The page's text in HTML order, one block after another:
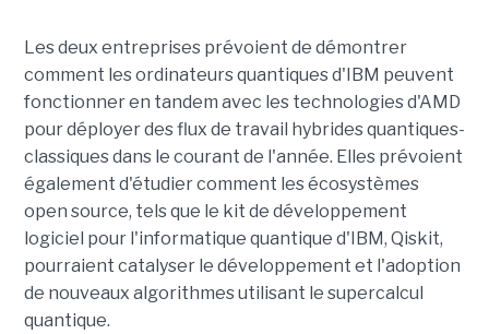
Les deux entreprises prévoient de démontrer
comment les ordinateurs quantiques d'IBM peuvent
fonctionner en tandem avec les technologies d'AMD
pour déployer des flux de travail hybrides quantiques-
classiques dans le courant de l'année. Elles prévoient
également d'étudier comment les écosystèmes
open source, tels que le kit de développement
logiciel pour l'informatique quantique d'IBM, Qiskit,
pourraient catalyser le développement et l'adoption
de nouveaux algorithmes utilisant le supercalcul
quantique.